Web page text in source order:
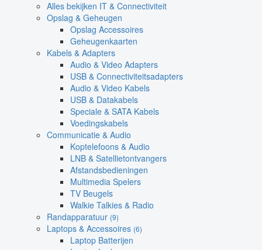
Alles bekijken IT & Connectiviteit
Opslag & Geheugen
Opslag Accessoires
Geheugenkaarten
Kabels & Adapters
Audio & Video Adapters
USB & Connectiviteitsadapters
Audio & Video Kabels
USB & Datakabels
Speciale & SATA Kabels
Voedingskabels
Communicatie & Audio
Koptelefoons & Audio
LNB & Satellietontvangers
Afstandsbedieningen
Multimedia Spelers
TV Beugels
Walkie Talkies & Radio
Randapparatuur (9)
Laptops & Accessoires (6)
Laptop Batterijen